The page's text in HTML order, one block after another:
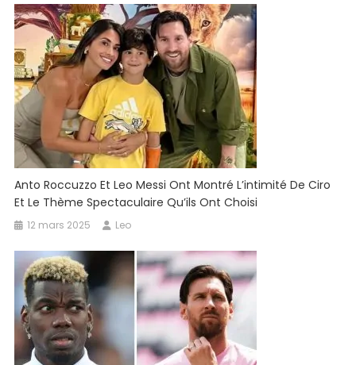
Anto Roccuzzo Et Leo Messi Ont Montré L’intimité De Ciro
Et Le Thème Spectaculaire Qu’ils Ont Choisi
12 mars 2025 Leo